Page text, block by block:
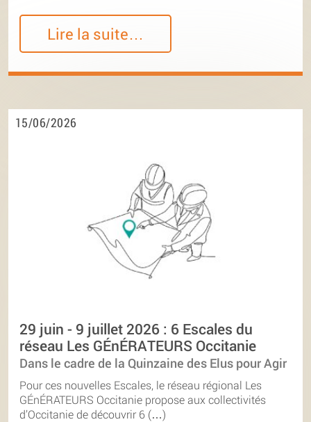
Lire la suite…
15/06/2026
29 juin - 9 juillet 2026 : 6 Escales du
réseau Les GÉnÉRATEURS Occitanie
Dans le cadre de la Quinzaine des Elus pour Agir
Pour ces nouvelles Escales, le réseau régional Les
GÉnÉRATEURS Occitanie propose aux collectivités
d’Occitanie de découvrir 6 (…)